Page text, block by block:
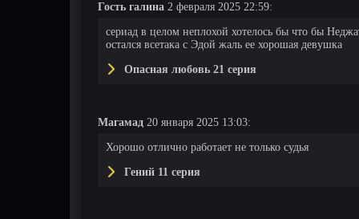
Гость галина 2 февраля 2025 22:59:
сериад в целом неплохой хотелось бы что бы
остался всетака с Эдой жаль ее хорошая девушка
Опасная любовь 21 серия
Магамад 20 января 2025 13:03:
Хорошо отлично работает не только судья
Гений 11 серия